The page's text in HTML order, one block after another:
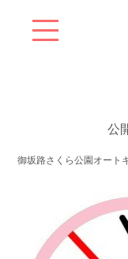
公
御坂路さくら公園オート